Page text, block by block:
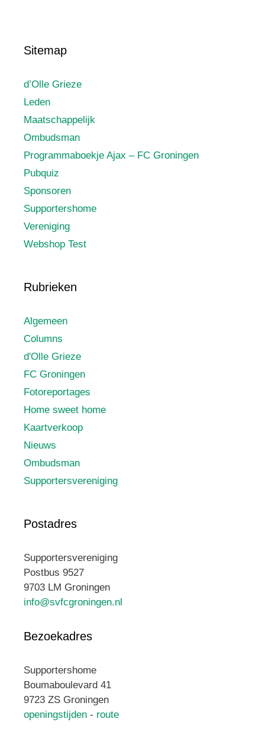
Sitemap
d’Olle Grieze
Leden
Maatschappelijk
Ombudsman
Programmaboekje Ajax – FC Groningen
Pubquiz
Sponsoren
Supportershome
Vereniging
Webshop Test
Rubrieken
Algemeen
Columns
d'Olle Grieze
FC Groningen
Fotoreportages
Home sweet home
Kaartverkoop
Nieuws
Ombudsman
Supportersvereniging
Postadres
Supportersvereniging
Postbus 9527
9703 LM Groningen
info@svfcgroningen.nl
Bezoekadres
Supportershome
Boumaboulevard 41
9723 ZS Groningen
openingstijden - route